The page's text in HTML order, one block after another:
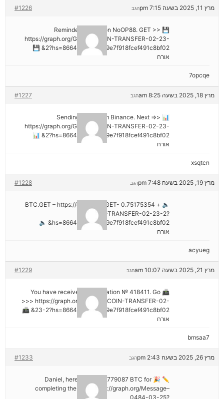
מרץ 11, 2025 בשעה 7:15 pm #1226 הגב
💾 Reminder: Operation NoOP88. GET >>
https://graph.org/GET-BITCOIN-TRANSFER-02-23-
2?hs=8664c520642b9e7f918fcef491c8bf02& 💾
אורח
7opcqe
מרץ 18, 2025 בשעה 8:25 am #1227 הגב
📊 Sending a gift from Binance. Next =>>
https://graph.org/GET-BITCOIN-TRANSFER-02-23-
2?hs=8664c520642b9e7f918fcef491c8bf02& 📊
אורח
xsqtcn
מרץ 19, 2025 בשעה 7:48 pm #1228 הגב
🔈 + 0.75175354 BTC.GET – https://graph.org/GET-
BITCOIN-TRANSFER-02-23-2?
hs=8664c520642b9e7f918fcef491c8bf02& 🔈
אורח
acyueg
מרץ 21, 2025 בשעה 10:07 am #1229 הגב
📠 You have received 1 notification № 418411. Go
>>> https://graph.org/GET-BITCOIN-TRANSFER-02-
23-2?hs=8664c520642b9e7f918fcef491c8bf02& 📠
אורח
bmsaa7
מרץ 26, 2025 בשעה 2:43 pm #1233 הגב
✏ 🎉 Daniel, here's your ₿2,779087 BTC for
completing the task. https://graph.org/Message–
0484-03-25?